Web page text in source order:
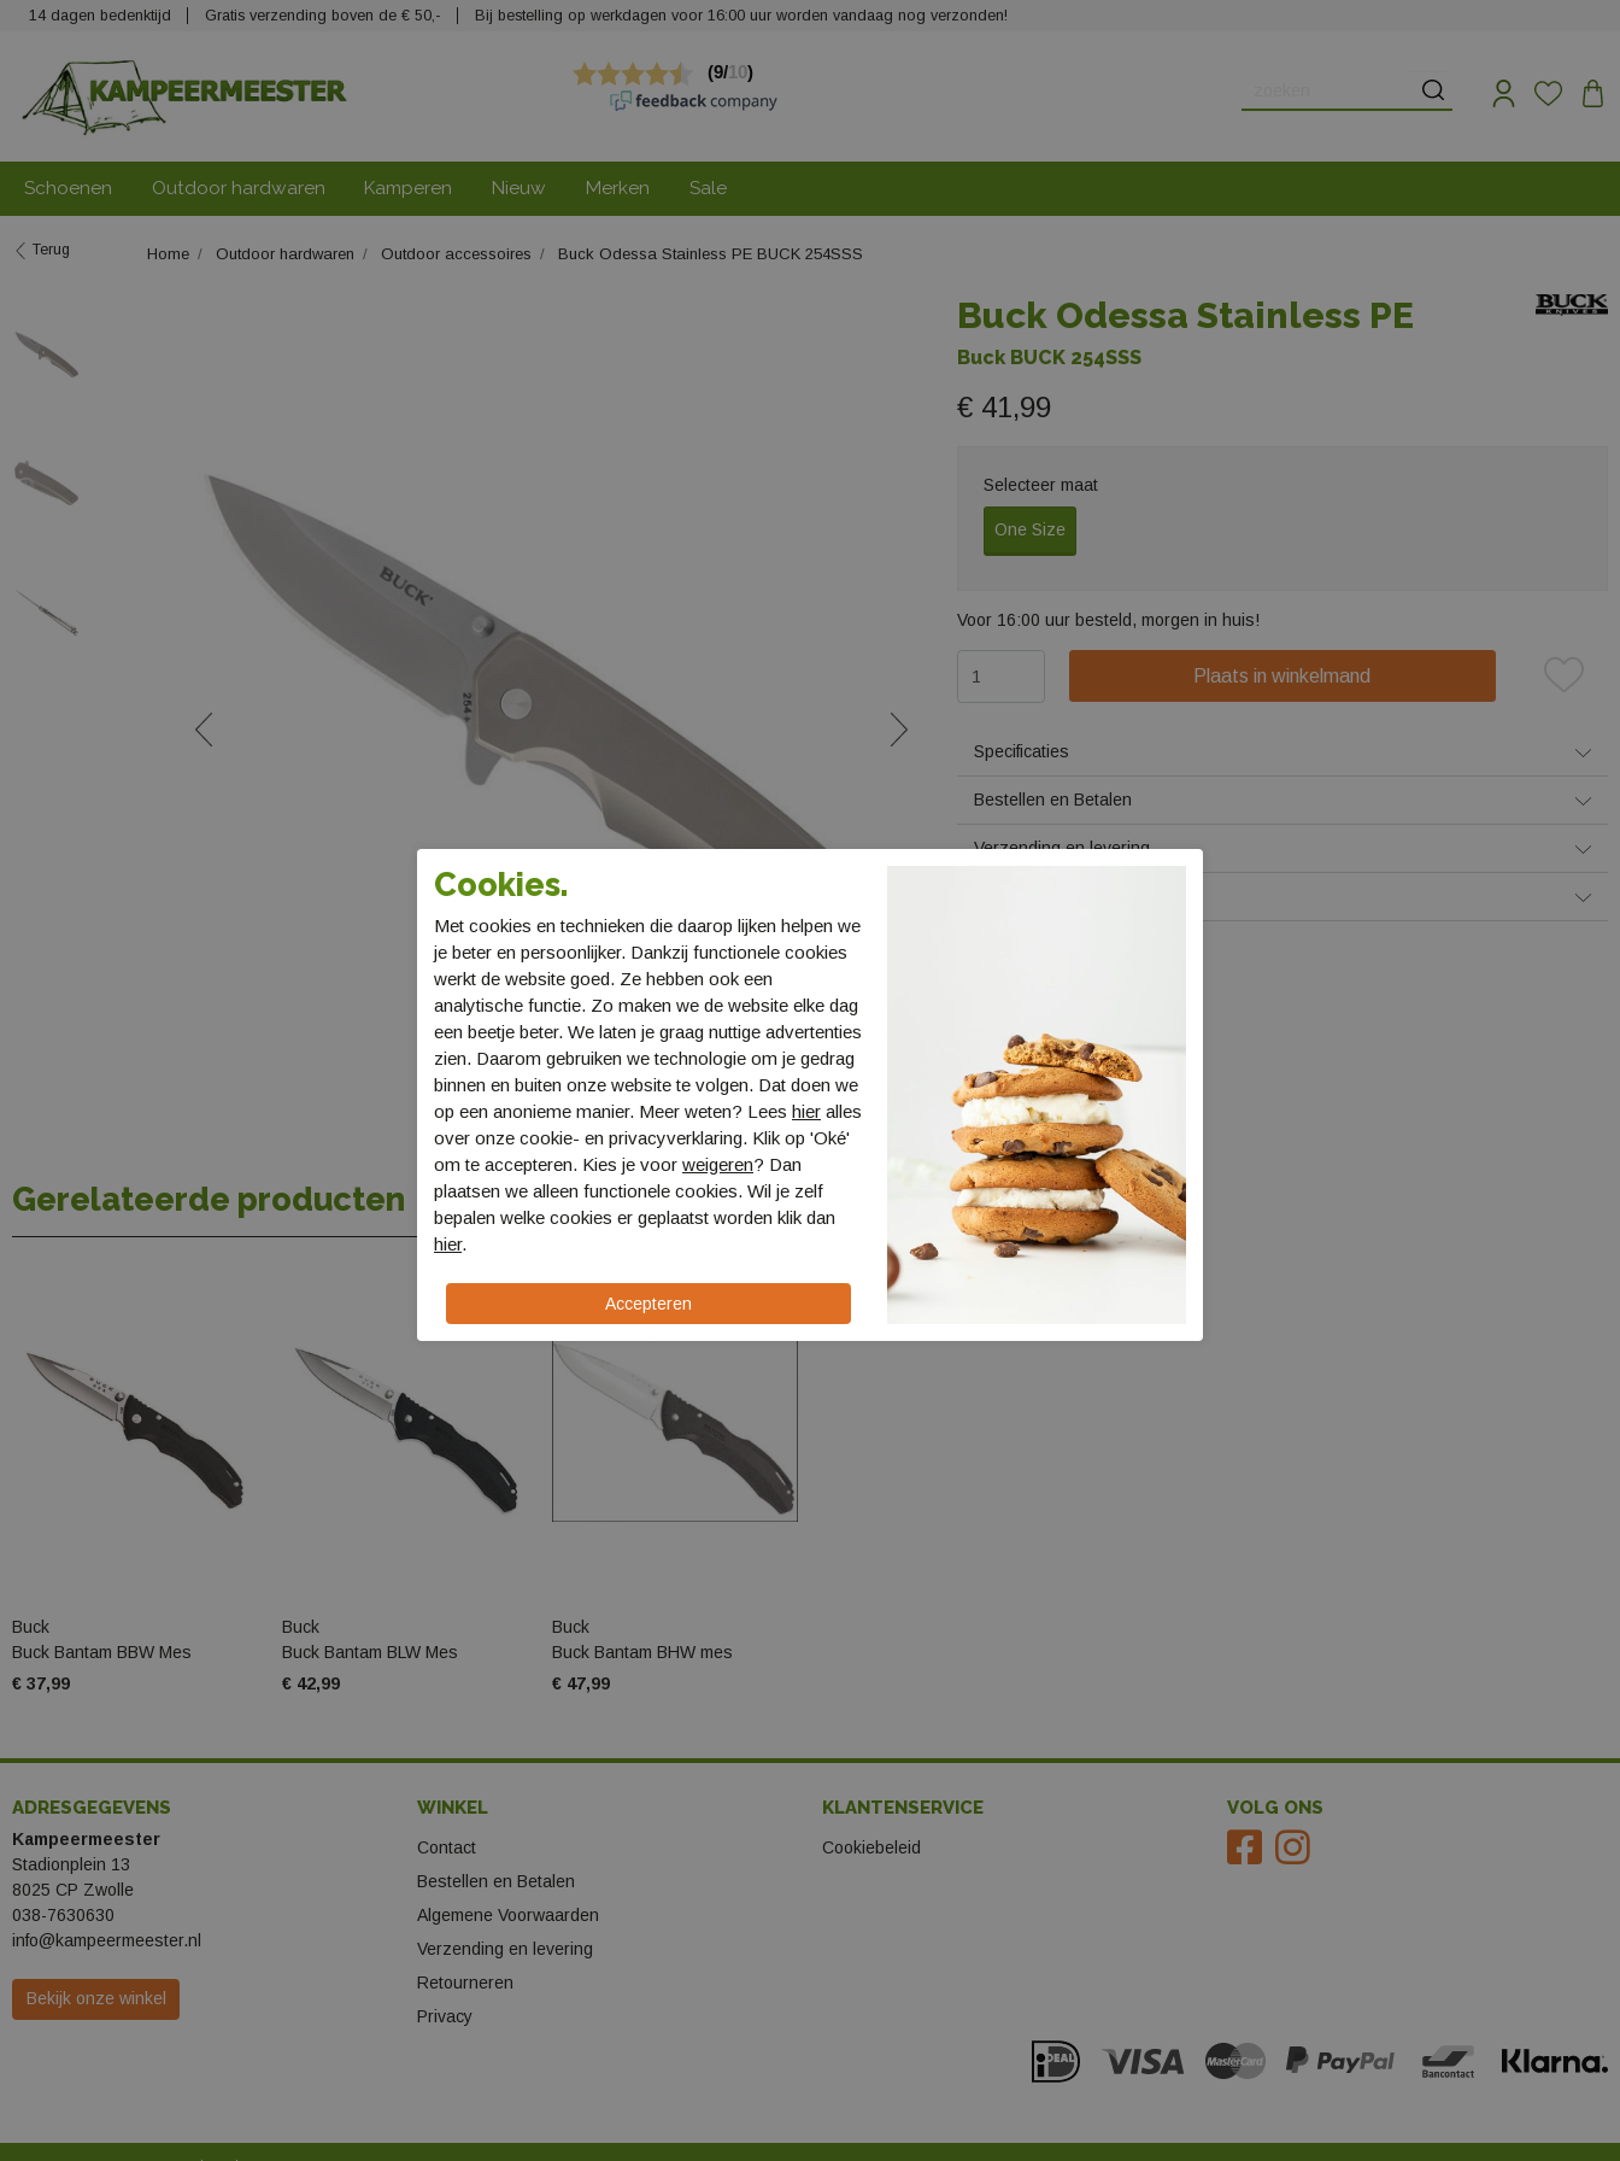
14 dagen bedenktijd Gratis verzending boven de € 50,- Bij bestelling op werkdagen voor 16:00 uur worden vandaag nog verzonden!
Schoenen Outdoor hardwaren Kamperen Nieuw Merken Sale
Terug Home Outdoor hardwaren Outdoor accessoires Buck Odessa Stainless PE BUCK 254SSS
Buck Odessa Stainless PE
Buck BUCK 254SSS
€ 41,99
Selecteer maat
One Size
Voor 16:00 uur besteld, morgen in huis!
Plaats in winkelmand
Specificaties
Bestellen en Betalen
Verzending en levering
Gerelateerde producten
Buck
Buck Bantam BBW Mes
€ 37,99
Buck
Buck Bantam BLW Mes
€ 42,99
Buck
Buck Bantam BHW mes
€ 47,99
ADRESGEGEVENS
Kampeermeester
Stadionplein 13
8025 CP Zwolle
038-7630630
info@kampeermeester.nl
Bekijk onze winkel
WINKEL
Contact
Bestellen en Betalen
Algemene Voorwaarden
Verzending en levering
Retourneren
Privacy
KLANTENSERVICE
Cookiebeleid
VOLG ONS
Cookies.
Met cookies en technieken die daarop lijken helpen we
je beter en persoonlijker. Dankzij functionele cookies
werkt de website goed. Ze hebben ook een
analytische functie. Zo maken we de website elke dag
een beetje beter. We laten je graag nuttige advertenties
zien. Daarom gebruiken we technologie om je gedrag
binnen en buiten onze website te volgen. Dat doen we
op een anonieme manier. Meer weten? Lees hier alles
over onze cookie- en privacyverklaring. Klik op 'Oké'
om te accepteren. Kies je voor weigeren? Dan
plaatsen we alleen functionele cookies. Wil je zelf
bepalen welke cookies er geplaatst worden klik dan
hier.